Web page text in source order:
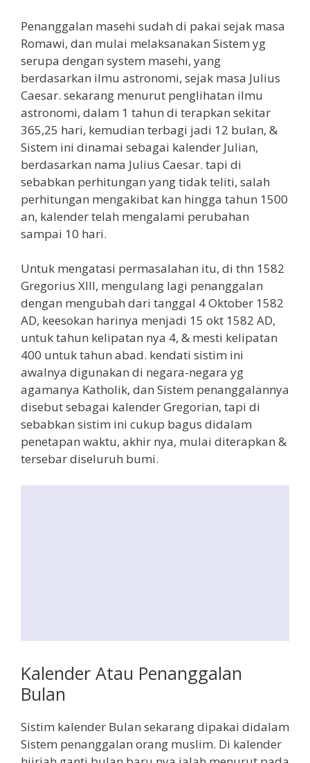
Penanggalan masehi sudah di pakai sejak masa
Romawi, dan mulai melaksanakan Sistem yg
serupa dengan system masehi, yang
berdasarkan ilmu astronomi, sejak masa Julius
Caesar. sekarang menurut penglihatan ilmu
astronomi, dalam 1 tahun di terapkan sekitar
365,25 hari, kemudian terbagi jadi 12 bulan, &
Sistem ini dinamai sebagai kalender Julian,
berdasarkan nama Julius Caesar. tapi di
sebabkan perhitungan yang tidak teliti, salah
perhitungan mengakibat kan hingga tahun 1500
an, kalender telah mengalami perubahan
sampai 10 hari.
Untuk mengatasi permasalahan itu, di thn 1582
Gregorius XIII, mengulang lagi penanggalan
dengan mengubah dari tanggal 4 Oktober 1582
AD, keesokan harinya menjadi 15 okt 1582 AD,
untuk tahun kelipatan nya 4, & mesti kelipatan
400 untuk tahun abad. kendati sistim ini
awalnya digunakan di negara-negara yg
agamanya Katholik, dan Sistem penanggalannya
disebut sebagai kalender Gregorian, tapi di
sebabkan sistim ini cukup bagus didalam
penetapan waktu, akhir nya, mulai diterapkan &
tersebar diseluruh bumi.
Kalender Atau Penanggalan
Bulan
Sistim kalender Bulan sekarang dipakai didalam
Sistem penanggalan orang muslim. Di kalender